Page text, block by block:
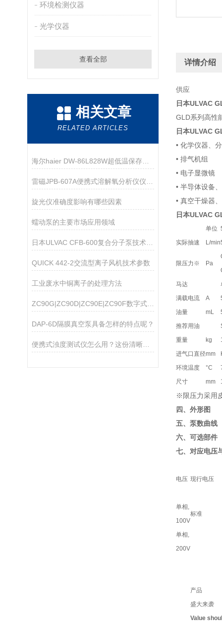
环境检测仪器
光学仪器
查看全部
相关文章
RELATED ARTICLES
旋光仪准确度影响有哪些因素
蠕动泵的主要市场应用领域
日本ULVAC CFB-600复合分子泵技术参数
QUICK 442-2交流型离子风机技术参数
工业废水中铜离子的处理方法
ZC90G|ZC90D|ZC90E|ZC90F数字式高阻计
DAP-6D隔膜真空泵具备怎样的特点呢？
详情介绍
供应
日本ULVAC
GLD系列高性
日本ULVAC
• 化学仪器、
• 排气机组
• 电子显微镜
• 半导体设备
• 真空干燥器
日本ULVAC
单位
实际抽速
L/min
限压力※ Pa
马达
满载电流
A
油量
mL
推荐用油
重量
kg
进气口直径mm
环境温度
°C
尺寸
mm
※限压力采用
四、外形图
五、泵数曲线
六、可选部件
七、对应电压
电压 现行电压
单相,
100V
标准
单相,
200V
产品
盛大来袭
Value